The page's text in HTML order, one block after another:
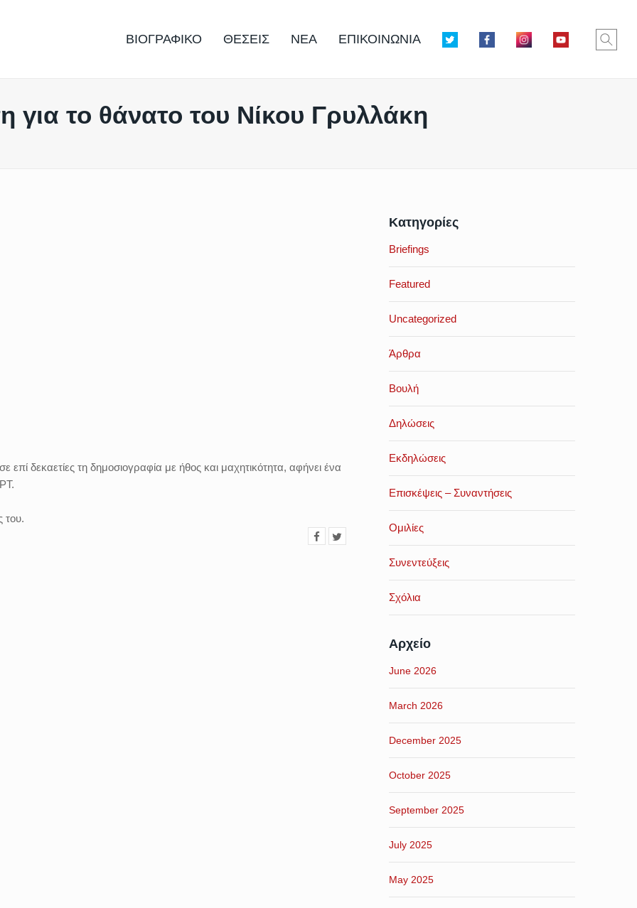
ΒΙΟΓΡΑΦΙΚΟ ΘΕΣΕΙΣ ΝΕΑ ΕΠΙΚΟΙΝΩΝΙΑ
το θάνατο του Νίκου Γρυλλάκη
δεκαετίες τη δημοσιογραφία με ήθος και μαχητικότητα, αφήνει ένα
του.
Κατηγορίες
Briefings
Featured
Uncategorized
Άρθρα
Βουλή
Δηλώσεις
Εκδηλώσεις
Επισκέψεις – Συναντήσεις
Ομιλίες
Συνεντεύξεις
Σχόλια
Αρχείο
June 2026
March 2026
December 2025
October 2025
September 2025
July 2025
May 2025